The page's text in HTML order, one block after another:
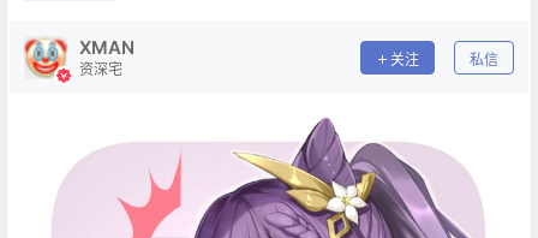
XMAN
资深宅
关注 私信